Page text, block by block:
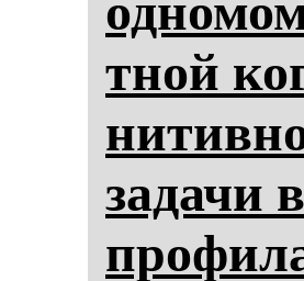
тной
за­да­чи в